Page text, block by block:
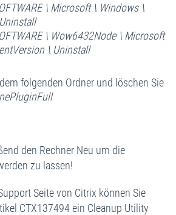
\ Microsoft \ Windows \
\ Wow6432Node \ Microsoft
\ Uninstall
folgenden Ordner und löschen Sie
den Rechner Neu um die
zu lassen!
Seite von Citrix können Sie
CTX137494 ein Cleanup Utility